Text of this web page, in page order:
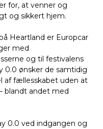
for, at venner og
og sikkert hjem.
Heartland er Europcar
med
og til festivalens
0.0 ønsker de samtidig
af fællesskabet uden at
blandt andet med
0.0 ved indgangen og